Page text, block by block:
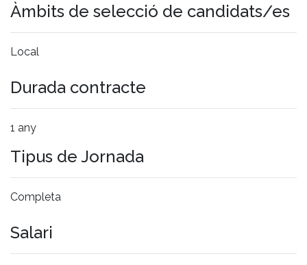
Àmbits de selecció de candidats/es
Local
Durada contracte
1 any
Tipus de Jornada
Completa
Salari